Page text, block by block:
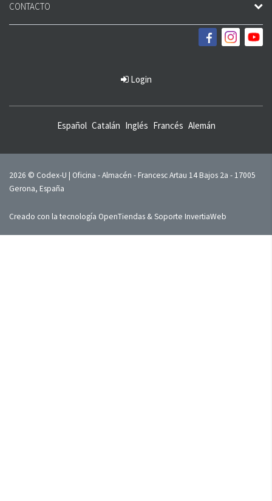
CONTACTO
Login
Español Catalán Inglés Francés Alemán
2026 © Codex-U | Oficina - Almacén - Francesc Artau 14 Bajos 2a - 17005
Gerona, España
Creado con la tecnología OpenTiendas & Soporte InvertiaWeb